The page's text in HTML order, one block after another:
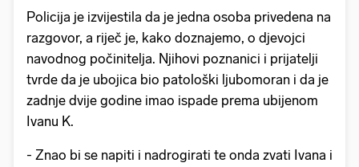
Policija je izvijestila da je jedna osoba privedena na
razgovor, a riječ je, kako doznajemo, o djevojci
navodnog počinitelja. Njihovi poznanici i prijatelji
tvrde da je ubojica bio patološki ljubomoran i da je
zadnje dvije godine imao ispade prema ubijenom
Ivanu K.
- Znao bi se napiti i nadrogirati te onda zvati Ivana i